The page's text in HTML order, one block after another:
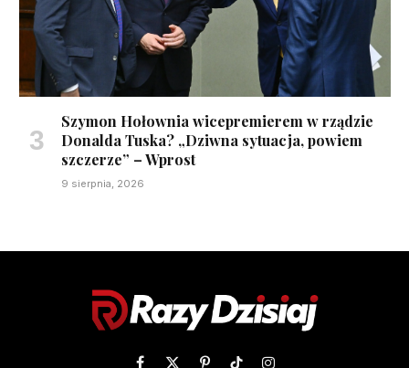
Szymon Hołownia wicepremierem w rządzie
Donalda Tuska? „Dziwna sytuacja, powiem
szczerze” – Wprost
9 sierpnia, 2026